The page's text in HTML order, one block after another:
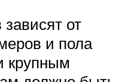
от
и пола
крупным